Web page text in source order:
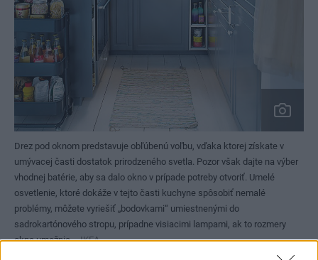
Drez pod oknom predstavuje obľúbenú voľbu, vďaka ktorej získate v
umývacej časti dostatok prirodzeného svetla. Pozor však dajte na výber
vhodnej batérie, aby sa dalo okno v prípade potreby otvoriť. Umelé
osvetlenie, ktoré dokáže v tejto časti kuchyne spôsobiť nemalé
problémy, môžete vyriešiť „bodovkami“ umiestnenými do
sadrokartónového stropu, prípadne visiacimi lampami, ak to rozmery
okna umožnia.
IKEA